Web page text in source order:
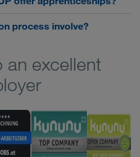
process involve?
an excellent